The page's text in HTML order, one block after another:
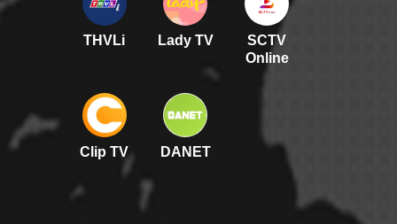
THVLi Lady TV
SCTV
Online
Clip TV DANET